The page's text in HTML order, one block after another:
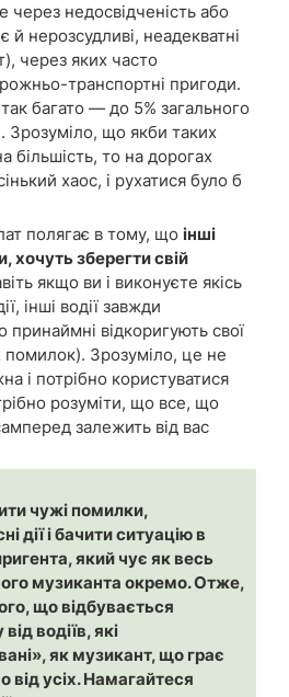
через недосвідченість або
й нерозсудливі, неадекватні
через яких часто
транспортні пригоди.
багато — до 5% загального
Зрозуміло, що якби таких
більшість, то на дорогах
хаос, і рухатися було б
полягає в тому, що інші
хочуть зберегти свій
якщо ви і виконуєте якісь
інші водії завжди
принаймні відкоригують свої
помилок). Зрозуміло, це не
і потрібно користуватися
розуміти, що все, що
залежить від вас
чужі помилки,
дії і бачити ситуацію в
який чує як весь
музиканта окремо. Отже,
що відбувається
водіїв, які
як музикант, що грає
від усіх. Намагайтеся